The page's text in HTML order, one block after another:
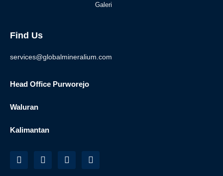
Galeri
Find Us
services@globalmineralium.com
Head Office Purworejo
Waluran
Kalimantan